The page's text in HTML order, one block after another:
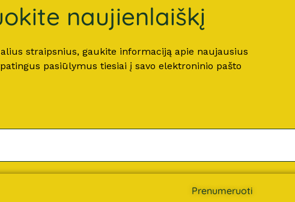
naujienlaiškį
straipsnius, gaukite informaciją apie naujausius
pasiūlymus tiesiai į savo elektroninio pašto
Prenumeruoti